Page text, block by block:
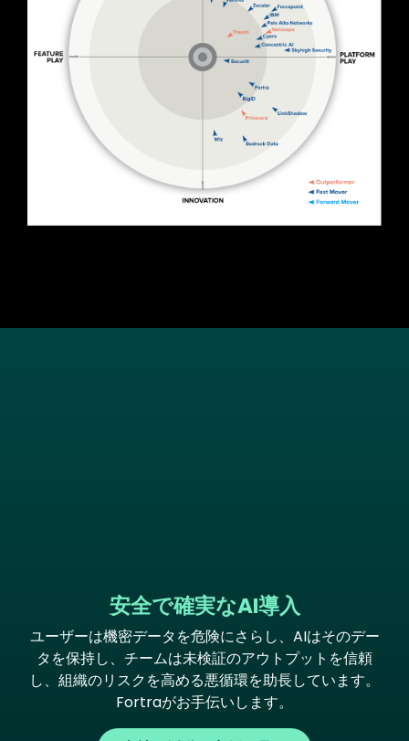
安全で確実なAI導入
ユーザーは機密データを危険にさらし、AIはそのデー
タを保持し、チームは未検証のアウトプットを信頼
し、組織のリスクを高める悪循環を助長しています。
Fortraがお手伝いします。